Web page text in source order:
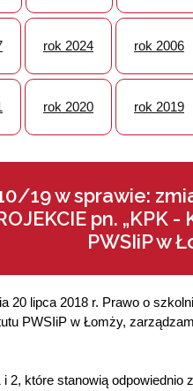
rok 2024 rok 2006
rok 2020 rok 2019
19 w sprawie:
pn.
PWSIiP w
20 lipca 2018 r. Prawo o
PWSIiP w Łomży,
2, które stanowią